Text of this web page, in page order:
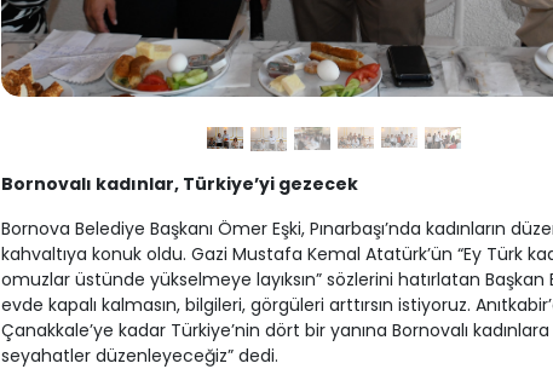
Bornovalı kadınlar, Türkiye’yi gezecek
Bornova Belediye Başkanı Ömer Eşki, Pınarbaşı’nda kadınların
kahvaltıya konuk oldu. Gazi Mustafa Kemal Atatürk’ün “Ey Türk
omuzlar üstünde yükselmeye layıksın” sözlerini hatırlatan Başkan
evde kapalı kalmasın, bilgileri, görgüleri arttırsın istiyoruz.
Çanakkale’ye kadar Türkiye’nin dört bir yanına Bornovalı
seyahatler düzenleyeceğiz” dedi.